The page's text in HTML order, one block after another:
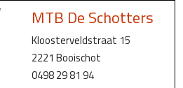
MTB De Schotters
Kloosterveldstraat 15
2221 Booischot
0498 29 81 94